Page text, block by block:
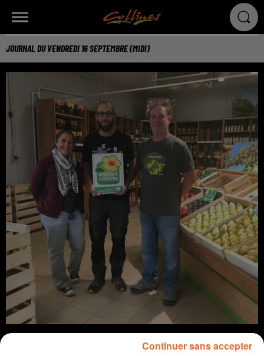
JOURNAL DU VENDREDI 16 SEPTEMBRE (MIDI)
Continuer sans accepter